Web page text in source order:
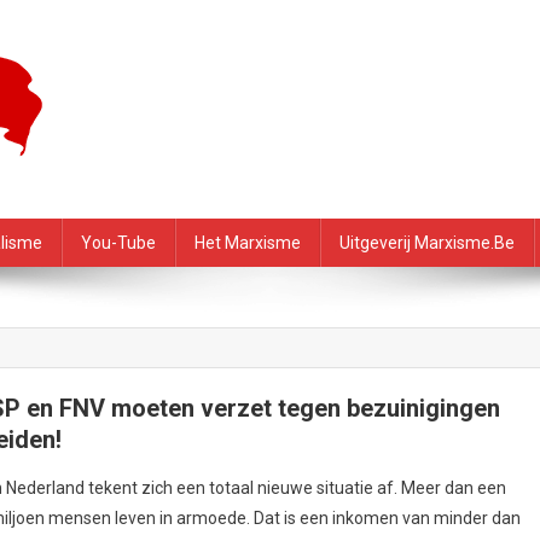
You-Tube Het Marxisme Uitgeverij Marxisme.be
en FNV moeten verzet tegen bezuinigingen
Nederland tekent zich een totaal nieuwe situatie af. Meer dan een
mensen leven in armoede. Dat is een inkomen van minder dan